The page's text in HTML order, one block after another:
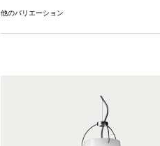
他のバリエーション